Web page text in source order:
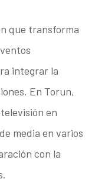
que transforma
integrar la
En Torun,
en
media en varios
con la